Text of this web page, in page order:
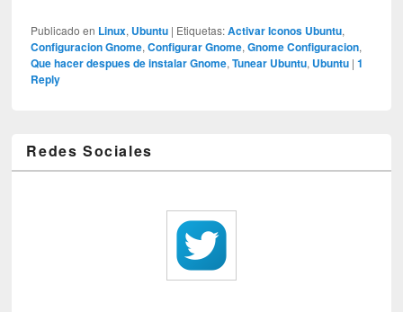
Publicado en Linux, Ubuntu | Etiquetas: Activar Iconos Ubuntu,
Configuracion Gnome,Configurar Gnome,Gnome Configuracion,
Que hacer despues de instalar Gnome,Tunear Ubuntu, Ubuntu |1
Reply
Redes Sociales